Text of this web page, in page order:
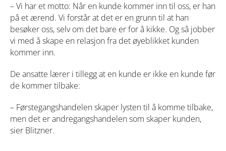
– Vi har et motto: Når en kunde kommer inn til oss, er han
på et ærend. Vi forstår at det er en grunn til at han
besøker oss, selv om det bare er for å kikke. Og så jobber
vi med å skape en relasjon fra det øyeblikket kunden
kommer inn.
De ansatte lærer i tillegg at en kunde er ikke en kunde før
de kommer tilbake:
– Førstegangshandelen skaper lysten til å komme tilbake,
men det er andregangshandelen som skaper kunden,
sier Blitzner.